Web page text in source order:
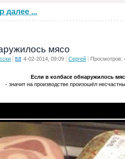
далее ...
мясо
4-02-2014, 09:09 Сергей Просмотров:
Если в колбасе обнаружилось
- значит на производстве произошёл